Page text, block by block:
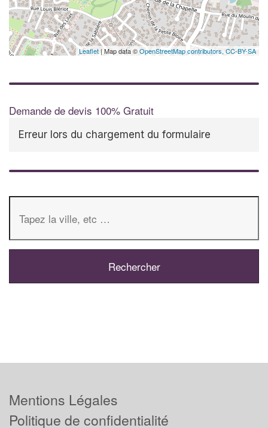
Leaflet| Map data ©OpenStreetMap contributors, CC-BY-SA
Demande de devis 100% Gratuit
Erreur lors du chargement du formulaire
Mentions Légales
Politique de confidentialité